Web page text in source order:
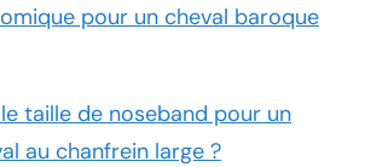
pour un cheval baroque
taille de noseband pour un
au chanfrein large ?